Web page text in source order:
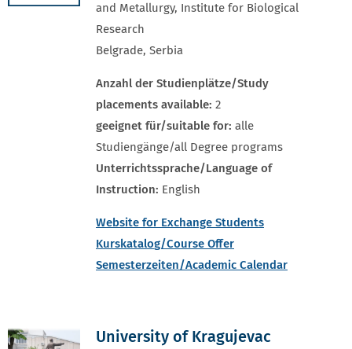
and Metallurgy, Institute for Biological
Research
Belgrade, Serbia
Anzahl der Studienplätze/Study
placements available: 2
geeignet für/suitable for: alle
Studiengänge/all Degree programs
Unterrichtssprache/Language of
Instruction: English
Website for Exchange Students
Kurskatalog/Course Offer
Semesterzeiten/Academic Calendar
University of Kragujevac